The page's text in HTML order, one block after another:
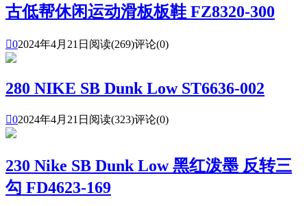
古低帮休闲运动滑板板鞋 FZ8320-300
02024年4月21日 阅读(269)评论(0)
280 NIKE SB Dunk Low ST6636-002
02024年4月21日 阅读(323)评论(0)
230 Nike SB Dunk Low 黑红泼墨 反转三
勾 FD4623-169